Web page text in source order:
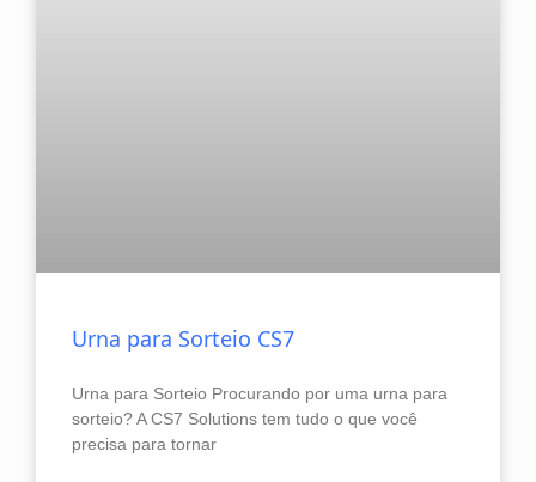
Urna para Sorteio CS7
Urna para Sorteio Procurando por uma urna para
sorteio? A CS7 Solutions tem tudo o que você
precisa para tornar